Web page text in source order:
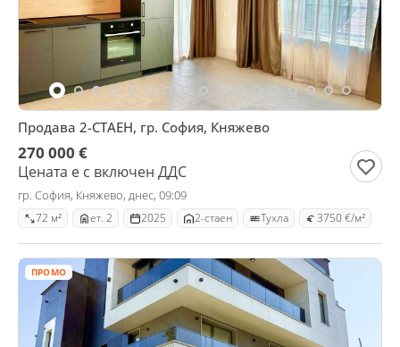
Продава 2-СТАЕН, гр. София, Княжево
270 000 €
Цената е с включен ДДС
гр. София, Княжево, днес, 09:09
72 м² ет. 2 2025 2-стаен Тухла 3750 €/м²
ПРОМО